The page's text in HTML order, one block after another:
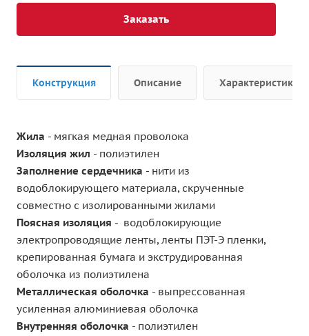
Заказать
Конструкция Описание Характеристики
Жила - мягкая медная проволока
Изоляция жил - полиэтилен
Заполнение сердечника - нити из
водоблокирующего материала, скрученные
совместно с изолированными жилами
Поясная изоляция - водоблокирующие
электропроводящие ленты, ленты ПЭТ-Э пленки,
крепированная бумага и экструдированная
оболочка из полиэтилена
Металлическая оболочка - выпрессованная
усиленная алюминиевая оболочка
Внутренняя оболочка - полиэтилен